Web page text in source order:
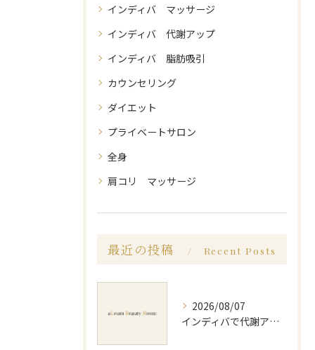
インディバ マッサージ
インディバ 代謝アップ
インディバ 脂肪吸引
カウンセリング
ダイエット
プライベートサロン
全身
肩コリ マッサージ
最近の投稿 Recent Posts
2026/08/07
インディバで代謝アップ体験効果とビフォーアフター徹底解説